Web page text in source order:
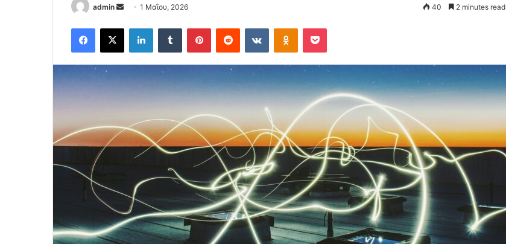
admin
Send
email
1 Μαΐου, 2026 40 2 minutes read
Facebook
X LinkedInTumblr PinterestReddit VKontakteOdnoklassniki
Pocket